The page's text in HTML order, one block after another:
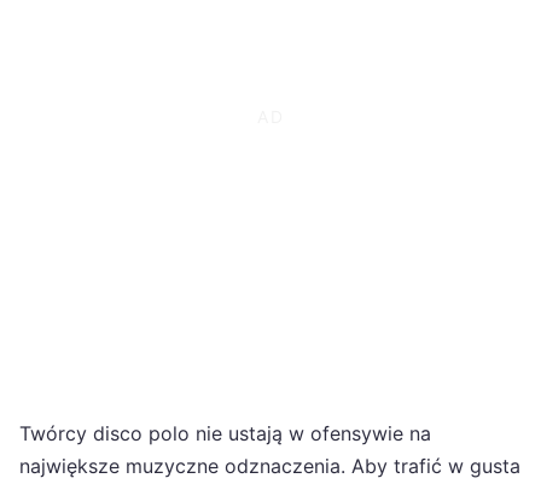
Twórcy disco polo nie ustają w ofensywie na
największe muzyczne odznaczenia. Aby trafić w gusta